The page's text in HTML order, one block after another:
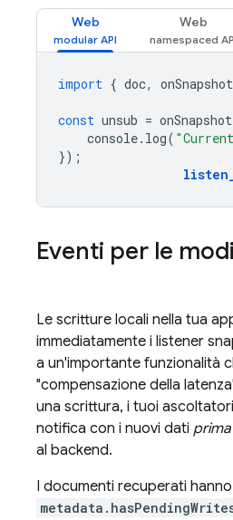
Web Web
import { doc, onSnapshot
const unsub = onSnapshot
console. log(
});
Eventi per le
Le scritture locali nella tua
immediatamente i listener
a un'importante funzionalità
"compensazione della
una scrittura, i tuoi
notifica con i nuovi dati prima
al backend.
I documenti recuperati